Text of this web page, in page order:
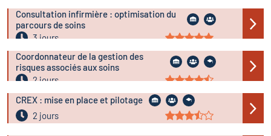
Consultation infirmière : optimisation du
parcours de soins
3 jours
Coordonnateur de la gestion des
risques associés aux soins
2 jours
CREX : mise en place et pilotage
2 jours